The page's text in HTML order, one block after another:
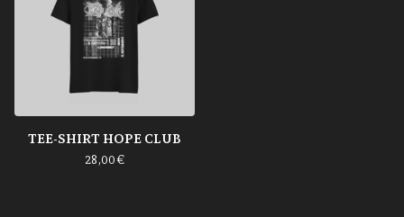
TEE-SHIRT HOPE CLUB
28,00€